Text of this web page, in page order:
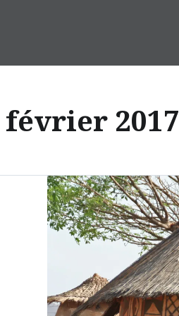
février 2017